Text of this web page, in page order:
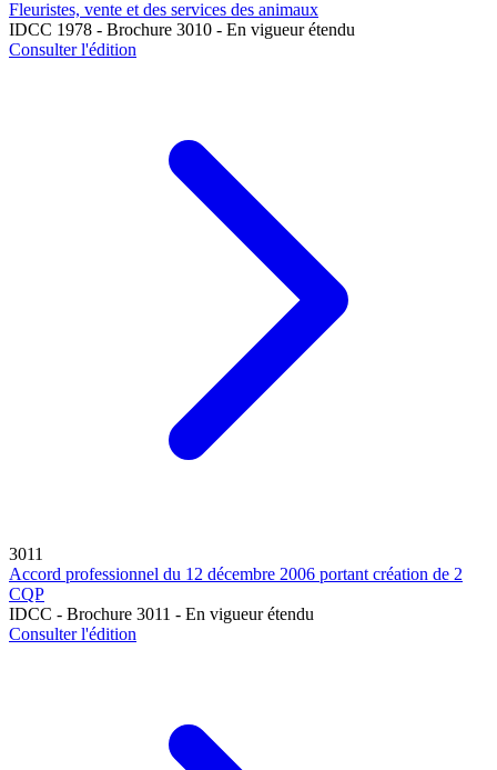
Fleuristes, vente et des services des animaux
IDCC 1978 - Brochure 3010 - En vigueur étendu
Consulter l'édition
3011
Accord professionnel du 12 décembre 2006 portant création de 2
CQP
IDCC - Brochure 3011 - En vigueur étendu
Consulter l'édition